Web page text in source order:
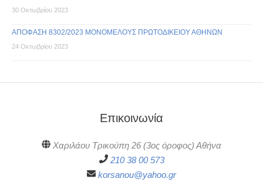
30 Οκτωβρίου 2023
ΑΠΟΦΑΣΗ 8302/2023 ΜΟΝΟΜΕΛΟΥΣ ΠΡΩΤΟΔΙΚΕΙΟΥ ΑΘΗΝΩΝ
24 Οκτωβρίου 2023
Επικοινωνία
Χαριλάου Τρικούπη 26 (3ος όροφος) Αθήνα
210 38 00 573
korsanou@yahoo.gr